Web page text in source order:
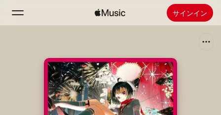
サインイン
新着おすすめ
Apple Musicをインストール